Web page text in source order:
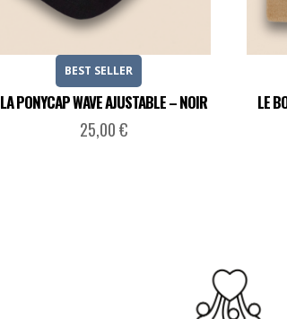
BEST SELLER
LA PONYCAP WAVE AJUSTABLE – NOIR
25,00€
LE